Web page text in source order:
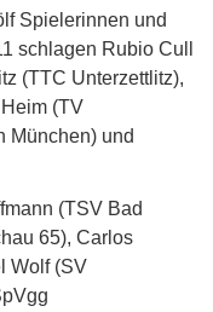
Spielerinnen und
schlagen Rubio Cull
(TTC Unterzettlitz),
(TV
München) und
(TSV Bad
65), Carlos
Wolf (SV